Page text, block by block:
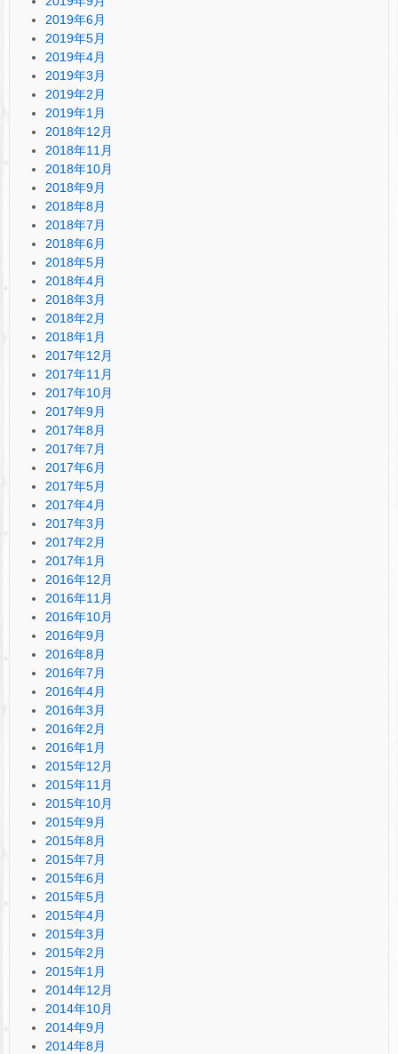
2019年6月
2019年5月
2019年4月
2019年3月
2019年2月
2019年1月
2018年12月
2018年11月
2018年10月
2018年9月
2018年8月
2018年7月
2018年6月
2018年5月
2018年4月
2018年3月
2018年2月
2018年1月
2017年12月
2017年11月
2017年10月
2017年9月
2017年8月
2017年7月
2017年6月
2017年5月
2017年4月
2017年3月
2017年2月
2017年1月
2016年12月
2016年11月
2016年10月
2016年9月
2016年8月
2016年7月
2016年4月
2016年3月
2016年2月
2016年1月
2015年12月
2015年11月
2015年10月
2015年9月
2015年8月
2015年7月
2015年6月
2015年5月
2015年4月
2015年3月
2015年2月
2015年1月
2014年12月
2014年10月
2014年9月
2014年8月